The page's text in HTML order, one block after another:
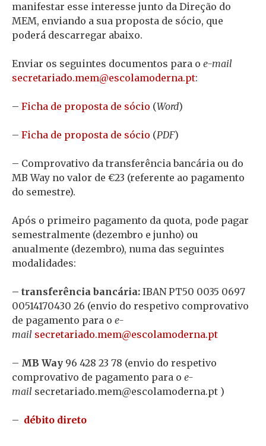
manifestar esse interesse junto da Direção do
MEM, enviando a sua proposta de sócio, que
poderá descarregar abaixo.
Enviar os seguintes documentos para o e-mail
tp.anredomalocse
@mem.odairaterces :
– Ficha de proposta de sócio (Word)
– Ficha de proposta de sócio (PDF)
– Comprovativo da transferência bancária ou do
MB Way no valor de €23 (referente ao pagamento
do semestre).
Após o primeiro pagamento da quota, pode pagar
semestralmente (dezembro e junho) ou
anualmente (dezembro), numa das seguintes
modalidades:
– transferência bancária: IBAN PT50 0035 0697
00514170430 26 (envio do respetivo comprovativo
de pagamento para o e-
mail
tp.anredomalocse
@mem.odairaterces
– MB Way 96 428 23 78 (envio do respetivo
comprovativo de pagamento para o e-
mail
tp.anredomalocse
@mem.odairaterces )
– débito direto